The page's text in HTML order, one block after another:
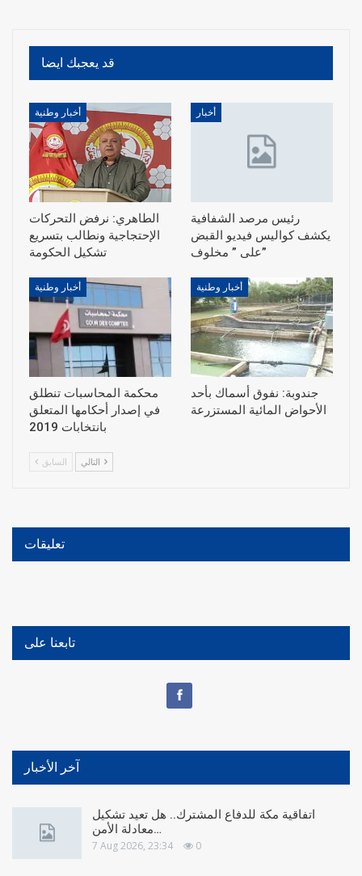
قد يعجبك ايضا
أخبار وطنية
الطاهري: نرفض التحركات
الإحتجاجية ونطالب بتسريع
أخبار
رئيس مرصد الشفافية
يكشف كواليس فيديو القبض
على ” مخلوف”
أخبار وطنية
محكمة المحاسبات تنطلق
في إصدار أحكامها المتعلق
بانتخابات 2019
أخبار وطنية
جندوبة: نفوق أسماك بأحد
الأحواض المائية المستزرعة
السابق
تعليقات
تابعنا على
آخر الأخبار
اتفاقية مكة للدفاع المشترك.. هل تعيد تشكيل
معادلة الأمن…
7 Aug 2026, 23:34 0